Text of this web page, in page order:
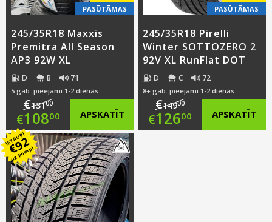
PASŪTĀMAS
245/35R18 Maxxis
Premitra All Season
AP3 92W XL
D B 71
5 gab. pieejami 1-2 dienās
€13100
Original
price
was:
€131.00.
€10800
Current
price
is:
€108.00.
APSKATĪT
PASŪTĀMAS
245/35R18 Pirelli
Winter SOTTOZERO 2
92V XL RunFlat DOT
D C 72
8+ gab. pieejami 1-2 dienās
€14900
Original
€12600 APSKATĪT
IETAUPI
€92
uz kompl.